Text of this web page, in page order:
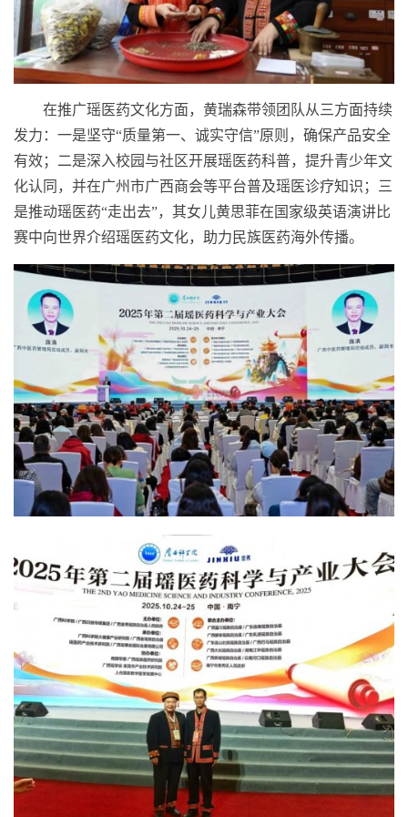
在推广瑶医药文化方面，黄瑞森带领团队从三方面持续
发力：一是坚守“质量第一、诚实守信”原则，确保产品安全
有效；二是深入校园与社区开展瑶医药科普，提升青少年文
化认同，并在广州市广西商会等平台普及瑶医诊疗知识；三
是推动瑶医药“走出去”，其女儿黄思菲在国家级英语演讲比
赛中向世界介绍瑶医药文化，助力民族医药海外传播。